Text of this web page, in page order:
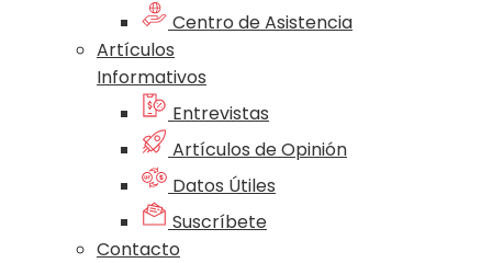
Centro de Asistencia
Artículos
Informativos
Entrevistas
Artículos de Opinión
Datos Útiles
Suscríbete
Contacto